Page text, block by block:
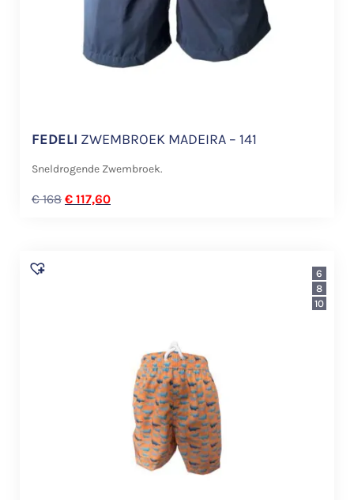
FEDELI ZWEMBROEK MADEIRA – 141
Sneldrogende Zwembroek.
€168 € 117,60
6
8
10